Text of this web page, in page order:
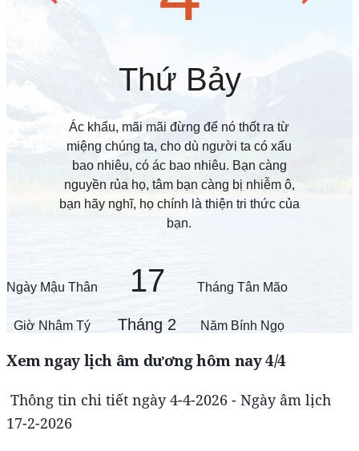
Xem ngay lịch âm dương hôm nay 4/4
Thông tin chi tiết ngày 4-4-2026 - Ngày âm lịch
17-2-2026